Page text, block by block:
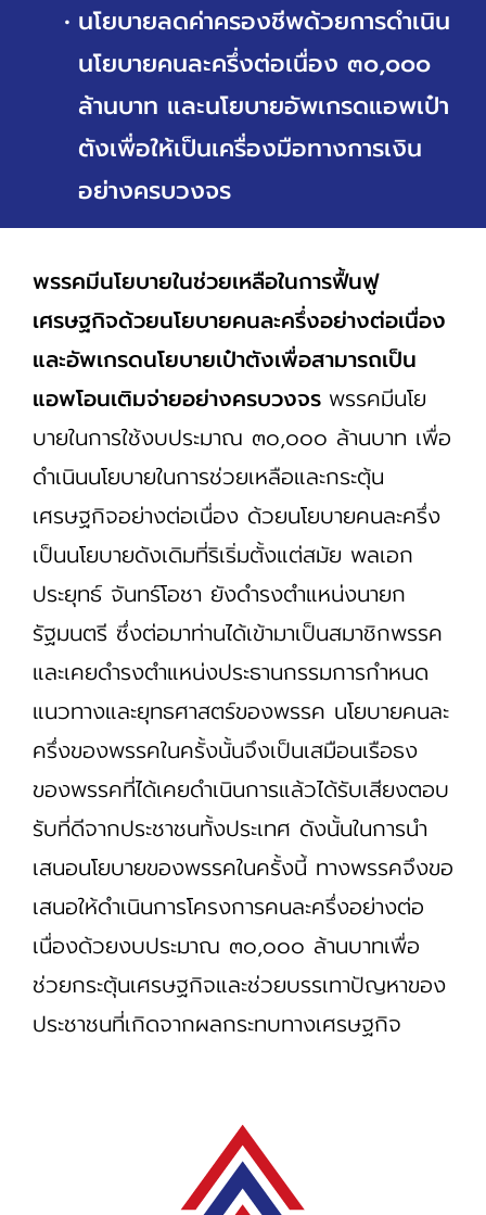
นโยบายลดค่าครองชีพด้วยการดำเนิน
นโยบายคนละครึ่งต่อเนื่อง ๓๐,๐๐๐
ล้านบาท และนโยบายอัพเกรดแอพเป๋า
ตังเพื่อให้เป็นเครื่องมือทางการเงิน
อย่างครบวงจร
พรรคมีนโยบายในช่วยเหลือในการฟื้นฟู
เศรษฐกิจด้วยนโยบายคนละครึ่งอย่างต่อเนื่อง
และอัพเกรดนโยบายเป๋าตังเพื่อสามารถเป็น
แอพโอนเติมจ่ายอย่างครบวงจร พรรคมีนโย
บายในการใช้งบประมาณ ๓๐,๐๐๐ ล้านบาท เพื่อ
ดำเนินนโยบายในการช่วยเหลือและกระตุ้น
เศรษฐกิจอย่างต่อเนื่อง ด้วยนโยบายคนละครึ่ง
เป็นนโยบายดังเดิมที่ริเริ่มตั้งแต่สมัย พลเอก
ประยุทธ์ จันทร์โอชา ยังดำรงตำแหน่งนายก
รัฐมนตรี ซึ่งต่อมาท่านได้เข้ามาเป็นสมาชิกพรรค
และเคยดำรงตำแหน่งประธานกรรมการกำหนด
แนวทางและยุทธศาสตร์ของพรรค นโยบายคนละ
ครึ่งของพรรคในครั้งนั้นจึงเป็นเสมือนเรือธง
ของพรรคที่ได้เคยดำเนินการแล้วได้รับเสียงตอบ
รับที่ดีจากประชาชนทั้งประเทศ ดังนั้นในการนำ
เสนอนโยบายของพรรคในครั้งนี้ ทางพรรคจึงขอ
เสนอให้ดำเนินการโครงการคนละครึ่งอย่างต่อ
เนื่องด้วยงบประมาณ ๓๐,๐๐๐ ล้านบาทเพื่อ
ช่วยกระตุ้นเศรษฐกิจและช่วยบรรเทาปัญหาของ
ประชาชนที่เกิดจากผลกระทบทางเศรษฐกิจ